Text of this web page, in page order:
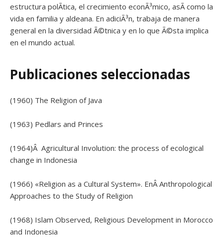
estructura polÃ­tica, el crecimiento econÃ³mico, asÃ­ como la
vida en familia y aldeana. En adiciÃ³n, trabaja de manera
general en la diversidad Ã©tnica y en lo que Ã©sta implica
en el mundo actual.
Publicaciones seleccionadas
(1960) The Religion of Java
(1963) Pedlars and Princes
(1964)Â Agricultural Involution: the process of ecological
change in Indonesia
(1966) «Religion as a Cultural System». EnÂ Anthropological
Approaches to the Study of Religion
(1968) Islam Observed, Religious Development in Morocco
and Indonesia